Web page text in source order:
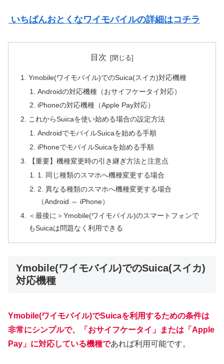
いちばんおとくなワイモバイルの詳細はコチラ
目次
Ymobile(ワイモバイル)でのSuica(スイカ)対応機種
Androidの対応機種（おサイフケータイ対応）
iPhoneの対応機種（Apple Pay対応）
これからSuicaを使い始める場合の設定方法
AndroidでモバイルSuicaを始める手順
iPhoneでモバイルSuicaを始める手順
【重要】機種変更時の引き継ぎ方法と注意点
1. 同じ種類のスマホへ機種変更する場合
2. 異なる種類のスマホへ機種変更する場合
（Android ⇔ iPhone）
＜最後に＞Ymobile(ワイモバイル)のスマートフォンで
もSuicaは問題なく利用できる
Ymobile(ワイモバイル)でのSuica(スイカ)
対応機種
Ymobile(ワイモバイル)でSuicaを利用するための条件は
非常にシンプルで、
「おサイフケータイ」または「Apple
Pay」に対応している機種であれば利用可能です。